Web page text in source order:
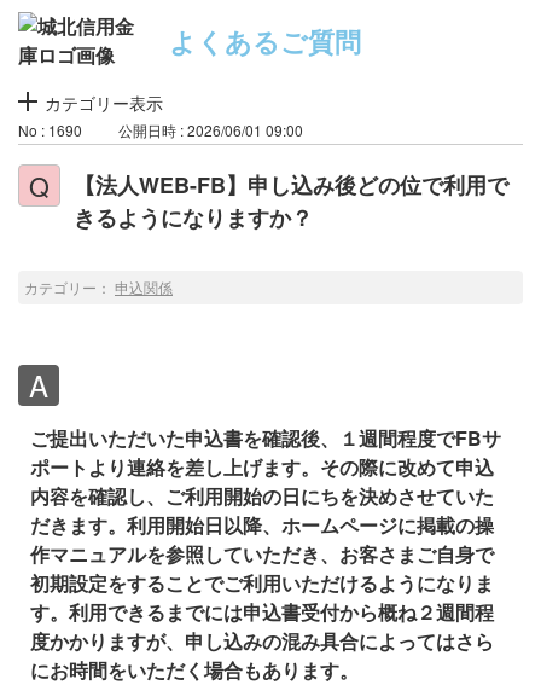
よくあるご質問
カテゴリー表示
No : 1690 公開日時 : 2026/06/01 09:00
【法人WEB-FB】申し込み後どの位で利用で
きるようになりますか？
カテゴリー： 申込関係
ご提出いただいた申込書を確認後、１週間程度でFBサ
ポートより連絡を差し上げます。その際に改めて申込
内容を確認し、ご利用開始の日にちを決めさせていた
だきます。利用開始日以降、ホームページに掲載の操
作マニュアルを参照していただき、お客さまご自身で
初期設定をすることでご利用いただけるようになりま
す。利用できるまでには申込書受付から概ね２週間程
度かかりますが、申し込みの混み具合によってはさら
にお時間をいただく場合もあります。